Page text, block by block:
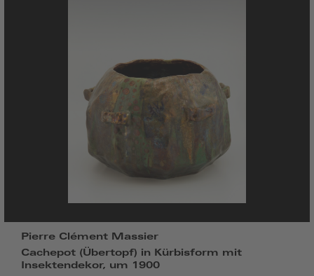
Pierre Clément Massier
Cachepot (Übertopf) in Kürbisform mit
Insektendekor, um 1900